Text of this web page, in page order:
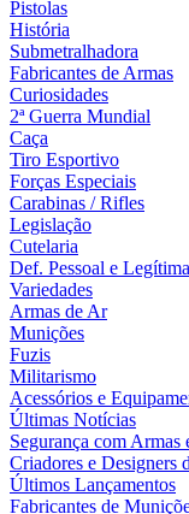
Pistolas
História
Submetralhadora
Fabricantes de Armas
Curiosidades
2ª Guerra Mundial
Caça
Tiro Esportivo
Forças Especiais
Carabinas / Rifles
Legislação
Cutelaria
Def. Pessoal e
Variedades
Armas de Ar
Munições
Fuzis
Militarismo
Acessórios e
Últimas Notícias
Segurança com Armas
Criadores e Designers
Últimos Lançamentos
Fabricantes de